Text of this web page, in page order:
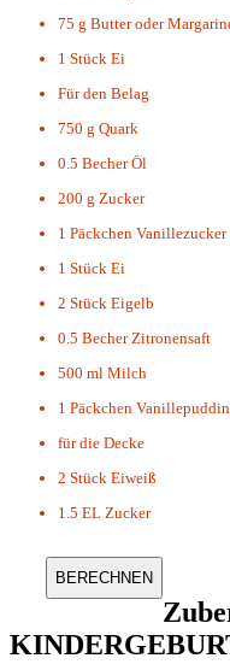
75 g Butter oder
1 Stück Ei
Für den Belag
750 g Quark
0.5 Becher Öl
200 g Zucker
1 Päckchen Vanillezucker
1 Stück Ei
2 Stück Eigelb
0.5 Becher Zitronensaft
500 ml Milch
1 Päckchen
für die Decke
2 Stück Eiweiß
1.5 EL Zucker